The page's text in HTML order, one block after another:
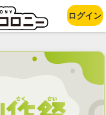
ログイン